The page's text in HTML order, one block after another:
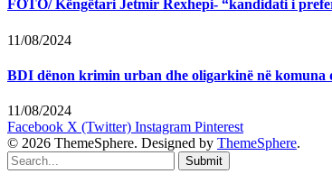
FOTO/ Këngëtari Jetmir Rexhepi- “kandidati i
11/08/2024
BDI dënon krimin urban dhe oligarkinë në
11/08/2024
Facebook X (Twitter) Instagram Pinterest
© 2026 ThemeSphere. Designed by ThemeSphere.
Submit